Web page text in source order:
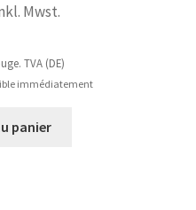
Mwst.
TVA (DE)
immédiatement
panier